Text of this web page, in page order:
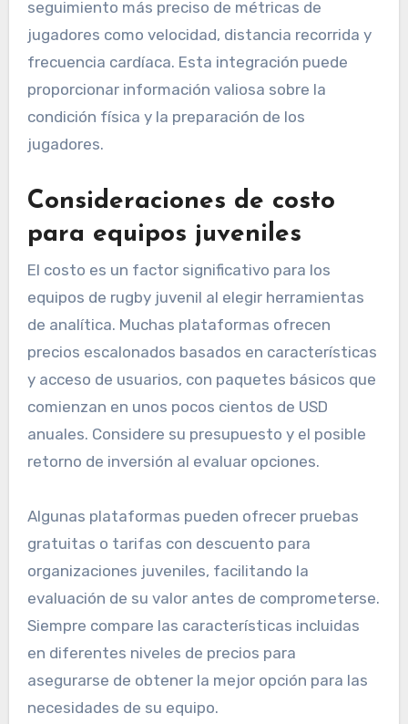
seguimiento más preciso de métricas de
jugadores como velocidad, distancia recorrida y
frecuencia cardíaca. Esta integración puede
proporcionar información valiosa sobre la
condición física y la preparación de los
jugadores.
Consideraciones de costo
para equipos juveniles
El costo es un factor significativo para los
equipos de rugby juvenil al elegir herramientas
de analítica. Muchas plataformas ofrecen
precios escalonados basados en características
y acceso de usuarios, con paquetes básicos que
comienzan en unos pocos cientos de USD
anuales. Considere su presupuesto y el posible
retorno de inversión al evaluar opciones.
Algunas plataformas pueden ofrecer pruebas
gratuitas o tarifas con descuento para
organizaciones juveniles, facilitando la
evaluación de su valor antes de comprometerse.
Siempre compare las características incluidas
en diferentes niveles de precios para
asegurarse de obtener la mejor opción para las
necesidades de su equipo.